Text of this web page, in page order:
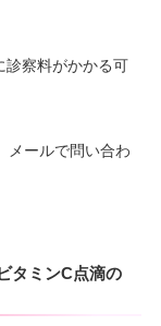
診察料がかかる可
メールで問い合わ
タミンC点滴の